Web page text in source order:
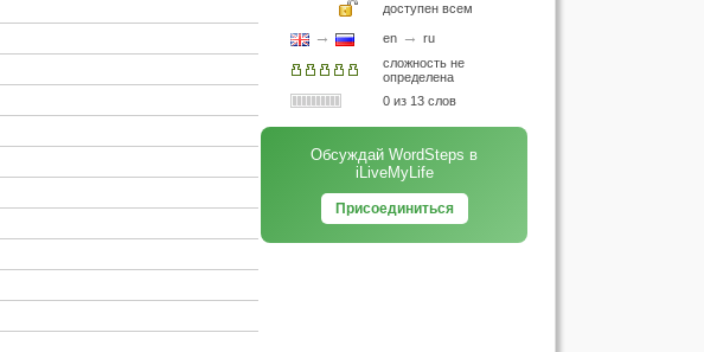
доступен всем
→ en → ru
сложность не
определена
0 из 13 слов
Обсуждай WordSteps в
iLiveMyLife
Присоединиться